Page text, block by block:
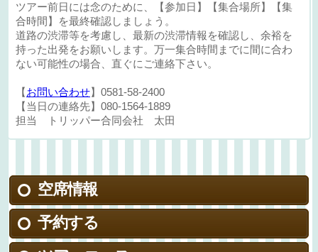
ツアー前日には念のために、【参加日】【集合場所】【集
合時間】を最終確認しましょう。
道路の渋滞等を考慮し、最新の渋滞情報を確認し、余裕を
持った出発をお願いします。万一集合時間までに間に合わ
ない可能性の場合、直ぐにご連絡下さい。
【 お問い合わせ】0581-58-2400
【当日の連絡先】080-1564-1889
担当 トリッパー合同会社 太田
空席情報
予約する